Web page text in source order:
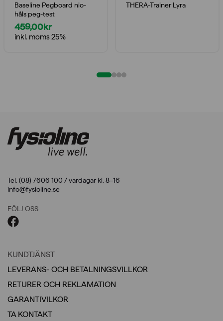
Baseline Pegboard nio-
håls peg-test
459,00kr
inkl. moms 25%
THERA-Trainer Lyra
Tel. (08) 7606 100 / vardagar kl. 8–16
info@fysioline.se
FÖLJ OSS
KUNDTJÄNST
LEVERANS- OCH BETALNINGSVILLKOR
RETURER OCH REKLAMATION
GARANTIVILKOR
TA KONTAKT